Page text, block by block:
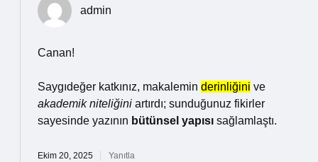
admin
Canan!
Saygıdeğer katkınız, makalemin derinliğini ve
akademik niteliğini artırdı; sunduğunuz fikirler
sayesinde yazının bütünsel yapısı sağlamlaştı.
Ekim 20, 2025 Yanıtla